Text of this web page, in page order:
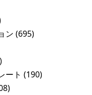
ン (695)
ート (190)